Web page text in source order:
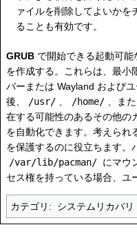
ァイルを削除してよいかを
ることも有効です。
GRUB で開始できる起動可
を作成する。これらは、最小
バーまたは Wayland および
後、
/usr/ 、 /home/ 、ま
在する可能性のあるその他の
を自動化できます。考えられ
を保護するのに役立ちます。
/var/lib/pacman/ にマウ
セス権を持っている場合、ユ
カテゴリ : システムリカバリ